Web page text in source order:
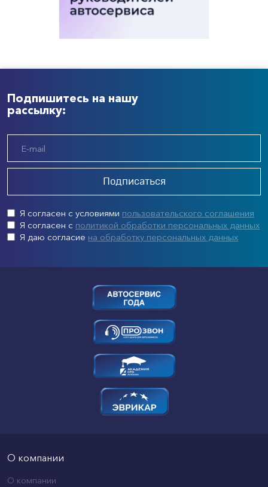
Подпишитесь на нашу
рассылку:
Подписаться
Я согласен с условиями пользовательского соглашения
Я согласен с политикой обработки персональных данных
Я даю согласие на обработку персональных данных
О компании
О компании